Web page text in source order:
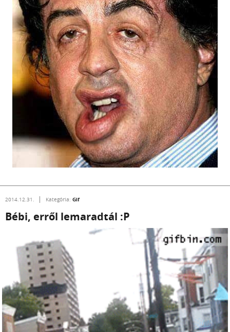
2014.12.31. Kategória: Gif
Bébi, erről lemaradtál :P